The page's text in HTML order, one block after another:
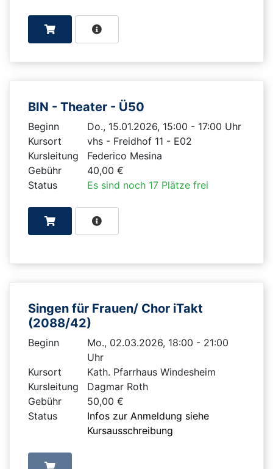
BIN - Theater - Ü50
Beginn
Do., 15.01.2026, 15:00 - 17:00 Uhr
Kursort
vhs - Freidhof 11 - E02
Kursleitung
Federico Mesina
Gebühr
40,00 €
Status
Es sind noch 17 Plätze frei
Singen für Frauen/ Chor iTakt
(2088/42)
Beginn
Mo., 02.03.2026, 18:00 - 21:00
Uhr
Kursort
Kath. Pfarrhaus Windesheim
Kursleitung
Dagmar Roth
Gebühr
50,00 €
Status
Infos zur Anmeldung siehe
Kursausschreibung